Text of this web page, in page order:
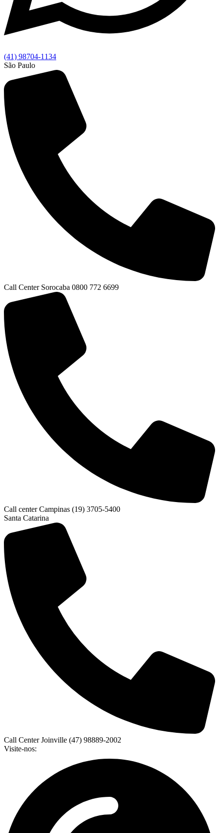
(41) 98704-1134
São Paulo
Call Center Sorocaba 0800 772 6699
Call center Campinas (19) 3705-5400
Santa Catarina
Call Center Joinville (47) 98889-2002
Visite-nos: